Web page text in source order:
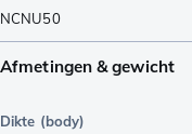
NCNU50
Afmetingen & gewicht
Dikte (body)